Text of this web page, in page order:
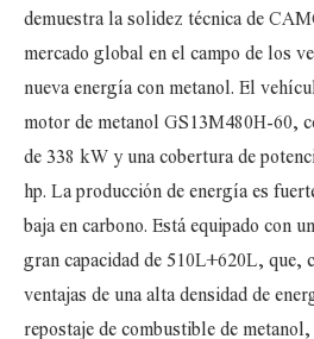
demuestra la solidez técnica de
mercado global en el campo de los
nueva energía con metanol. El
motor de metanol GS13M480H-60,
de 338 kW y una cobertura de
hp. La producción de energía es
baja en carbono. Está equipado con
gran capacidad de 510L+620L, que,
ventajas de una alta densidad de
repostaje de combustible de